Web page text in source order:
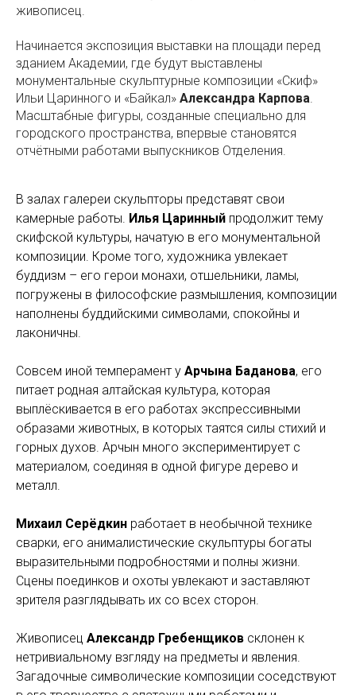
живописец.
Начинается экспозиция выставки на площади перед
зданием Академии, где будут выставлены
монументальные скульптурные композиции «Скиф»
Ильи Царинного и «Байкал» Александра Карпова.
Масштабные фигуры, созданные специально для
городского пространства, впервые становятся
отчётными работами выпускников Отделения.
В залах галереи скульпторы представят свои
камерные работы. Илья Царинный продолжит тему
скифской культуры, начатую в его монументальной
композиции. Кроме того, художника увлекает
буддизм – его герои монахи, отшельники, ламы,
погружены в философские размышления, композиции
наполнены буддийскими символами, спокойны и
лаконичны.
Совсем иной темперамент у Арчына Баданова, его
питает родная алтайская культура, которая
выплёскивается в его работах экспрессивными
образами животных, в которых таятся силы стихий и
горных духов. Арчын много экспериментирует с
материалом, соединяя в одной фигуре дерево и
металл.
Михаил Серёдкин работает в необычной технике
сварки, его анималистические скульптуры богаты
выразительными подробностями и полны жизни.
Сцены поединков и охоты увлекают и заставляют
зрителя разглядывать их со всех сторон.
Живописец Александр Гребенщиков склонен к
нетривиальному взгляду на предметы и явления.
Загадочные символические композиции соседствуют